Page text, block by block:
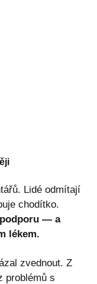
Lidé odmítají
chodítko.
— a
lékem.
zvednout. Z
problémů s